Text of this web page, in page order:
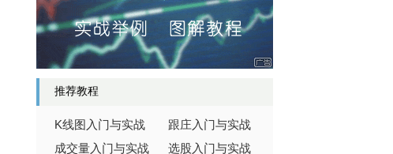
推荐教程
K线图入门与实战
成交量入门与实战
跟庄入门与实战
选股入门与实战